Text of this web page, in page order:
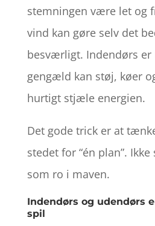
stemningen være let og
vind kan gøre selv det
besværligt. Indendørs
gengæld kan støj, køer
hurtigt stjæle energien.
Det gode trick er at
stedet for “én plan”.
som ro i maven.
Indendørs og udendørs
spil